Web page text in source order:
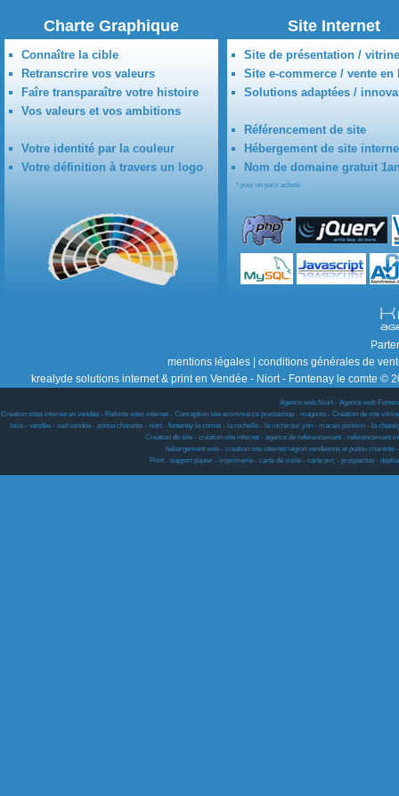
Charte Graphique
Connaître la cible
Retranscrire vos valeurs
Faîre transparaître votre histoire
Vos valeurs et vos ambitions
Votre identité par la couleur
Votre définition à travers un logo
Site Internet
Site de présentation /
Site e-commerce / vente en
Solutions adaptées /
Référencement de site
Hébergement de site
Nom de domaine gratuit
* pour un pack acheté
mentions légales
conditions générales de
krealyde solutions internet & print en Vendée - Niort - Fontenay le comte ©
Agence web Niort - Agence web
Création sites internet en vendée - Refonte sites internet - Conception site ecommerce prestashop - magento - Création de site
loire - vendée - sud vendée - poitou charente - niort - fontenay le comte - la rochelle - la roche sur yon - marais poitevin - la
Creation de site - création site internet - agence de referencement - referencement
hébergement web - creation site internet région vendéenne et poitou
Print - support papier - imprimerie - carte de visite - carte pvc - prospectus -